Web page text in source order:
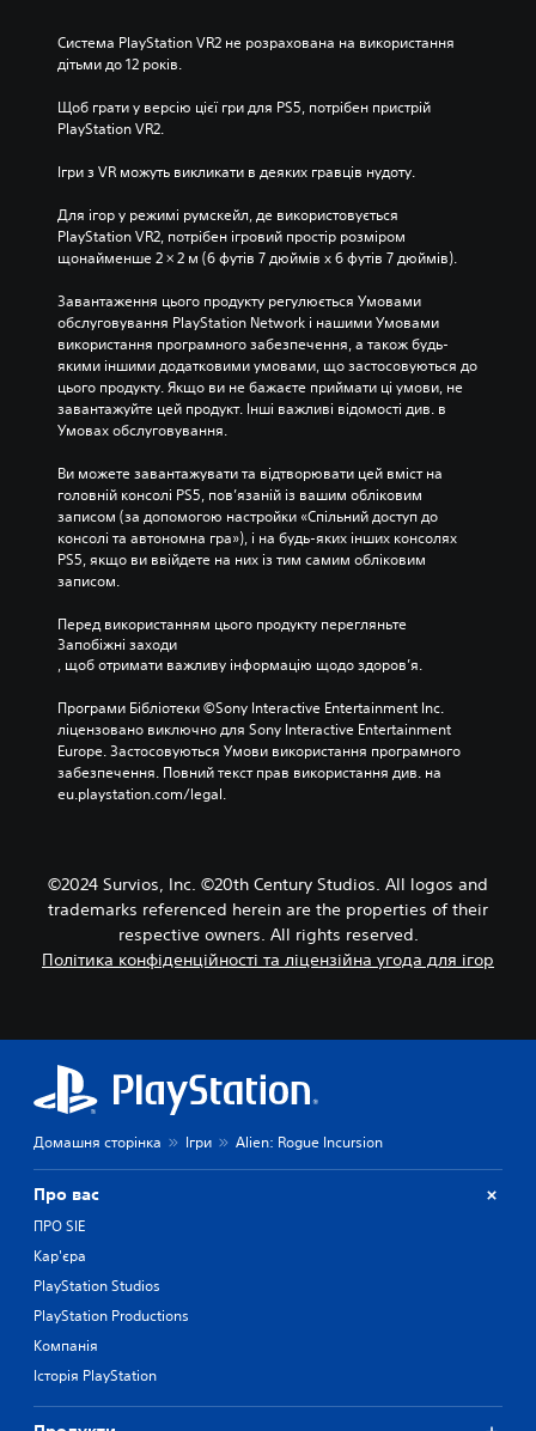
Система PlayStation VR2 не розрахована на використання
дітьми до 12 років.
Щоб грати у версію цієї гри для PS5, потрібен пристрій
PlayStation VR2.
Ігри з VR можуть викликати в деяких гравців нудоту.
Для ігор у режимі румскейл, де використовується
PlayStation VR2, потрібен ігровий простір розміром
щонайменше 2 × 2 м (6 футів 7 дюймів х 6 футів 7 дюймів).
Завантаження цього продукту регулюється Умовами
обслуговування PlayStation Network і нашими Умовами
використання програмного забезпечення, а також будь-
якими іншими додатковими умовами, що застосовуються до
цього продукту. Якщо ви не бажаєте приймати ці умови, не
завантажуйте цей продукт. Інші важливі відомості див. в
Умовах обслуговування.
Ви можете завантажувати та відтворювати цей вміст на
головній консолі PS5, пов’язаній із вашим обліковим
записом (за допомогою настройки «Спільний доступ до
консолі та автономна гра»), і на будь-яких інших консолях
PS5, якщо ви ввійдете на них із тим самим обліковим
записом.
Перед використанням цього продукту перегляньте
Запобіжні заходи
, щоб отримати важливу інформацію щодо здоров’я.
Програми Бібліотеки ©Sony Interactive Entertainment Inc.
ліцензовано виключно для Sony Interactive Entertainment
Europe. Застосовуються Умови використання програмного
забезпечення. Повний текст прав використання див. на
eu.playstation.com/legal.
©2024 Survios, Inc. ©20th Century Studios. All logos and
trademarks referenced herein are the properties of their
respective owners. All rights reserved.
Політика конфіденційності та ліцензійна угода для ігор
Домашня сторінка Ігри Alien: Rogue Incursion
Про вас
ПРО SIE
Кар'єра
PlayStation Studios
PlayStation Productions
Компанія
Історія PlayStation